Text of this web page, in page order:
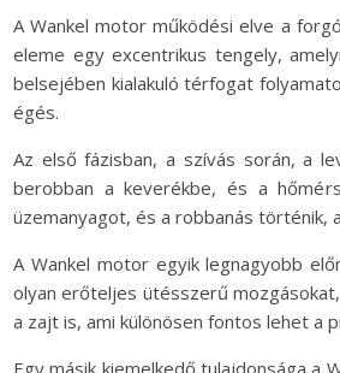
A Wankel motor működési elve a
eleme egy excentrikus tengely,
belsejében kialakuló térfogat
égés.
Az első fázisban, a szívás során, a
berobban a keverékbe, és a
üzemanyagot, és a robbanás történik,
A Wankel motor egyik legnagyobb
olyan erőteljes ütésszerű
a zajt is, ami különösen fontos lehet a
Egy másik kiemelkedő tulajdonsága a